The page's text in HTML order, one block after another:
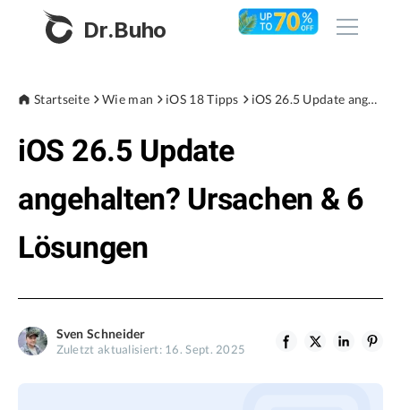
Dr.Buho
Produkte
BuhoCleaner
BuhoUnlocker
BuhoRepair
BuhoLaunchpad
Store
Blog
Startseite Wie man iOS 18 Tipps iOS 26.5 Update angehalten? Ursachen & 6 Lösungen
iOS 26.5 Update
angehalten? Ursachen & 6
Lösungen
Sven Schneider
Zuletzt aktualisiert: 16. Sept. 2025